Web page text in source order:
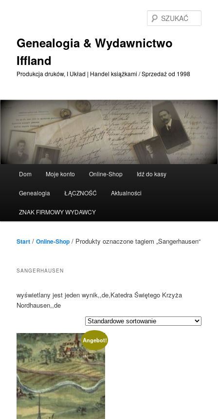
Genealogia & Wydawnictwo
Iffland
Produkcja druków, I Układ | Handel książkami / Sprzedaż od 1998
Dom Moje konto Online-Shop Idź do kasy
Genealogia ŁĄCZNOŚĆ Aktualności
ZNAK FIRMOWY WYDAWCY
Start /Online-Shop / Produkty oznaczone tagiem „Sangerhausen“
SANGERHAUSEN
wyświetlany jest jeden wynik,,de,Katedra Świętego Krzyża
Nordhausen,,de
Angebot!